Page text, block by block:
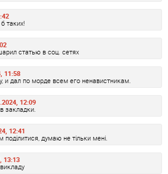
таких!
статью в соц. сетях
11:58
и дал по морде всем его ненавистникам.
12:09
закладки.
12:41
поділитися, думаю не тільки мені.
13:13